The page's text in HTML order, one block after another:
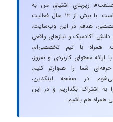
زیربنایِ اشتیاقِ من به
دنیایِ HSE است. با بیش از ۱۳ سال فعالیت
هدفم در این وب‌سایت،
آکادمیک و نیازهای واقعیِ
همراه با تیم تخصصی‌ام،
ارائه محتوای کاربردی و به‌روز،
شما را هموارتر کنیم.
در صفحه لینکدین،
به اشتراک بگذاریم و در این
هم باشیم.